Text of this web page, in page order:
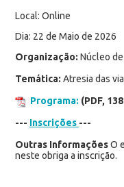
Local: Online
Dia: 22 de Maio de 2026
Organização: Núcleo de
Temática: Atresia das
Programa: (PDF,
--- Inscrições ---
Outras InformaçõesO
neste obriga a inscrição.